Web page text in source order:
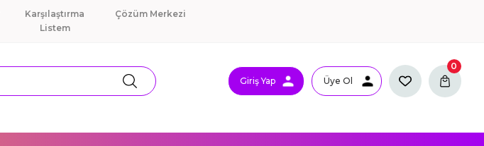
Karşılaştırma
Listem
Çözüm Merkezi
Giriş Yap Üye Ol
0